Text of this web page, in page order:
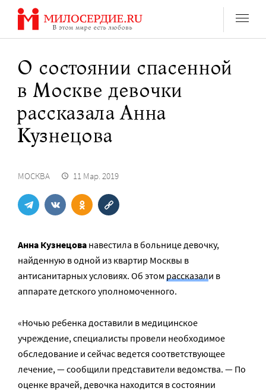
Перейти
содержанию
О состоянии спасенной
в Москве девочки
рассказала Анна
Кузнецова
МОСКВА 11 Мар. 2019
Анна Кузнецова навестила в больнице девочку,
найденную в одной из квартир Москвы в
антисанитарных условиях. Об этом рассказали в
аппарате детского уполномоченного.
«Ночью ребенка доставили в медицинское
учреждение, специалисты провели необходимое
обследование и сейчас ведется соответствующее
лечение, — сообщили представители ведомства. — По
оценке врачей, девочка находится в состоянии